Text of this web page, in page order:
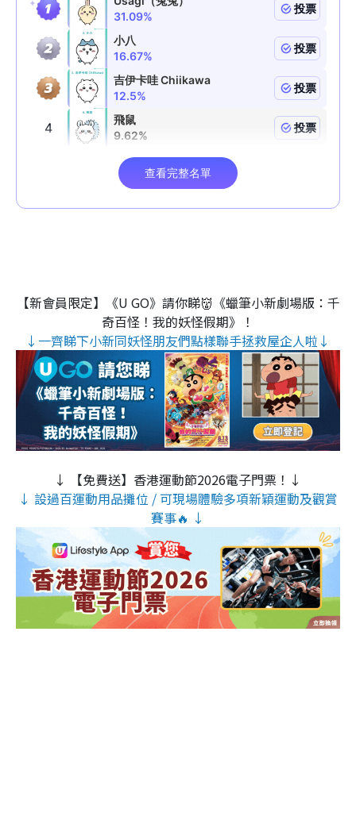
【新會員限定】《U GO》請你睇👹《蠟筆小新劇場版：千
奇百怪！我的妖怪假期》！
↓一齊睇下小新同妖怪朋友們點樣聯手拯救屋企人啦↓
↓ 【免費送】香港運動節2026電子門票！↓
↓ 設過百運動用品攤位 / 可現場體驗多項新穎運動及觀賞
賽事🔥 ↓